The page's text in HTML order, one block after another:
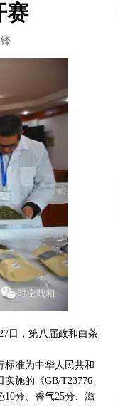
赛
日，第八届政和白茶
标准为中华人民共和
施的《GB/T23776
10分、香气25分、滋